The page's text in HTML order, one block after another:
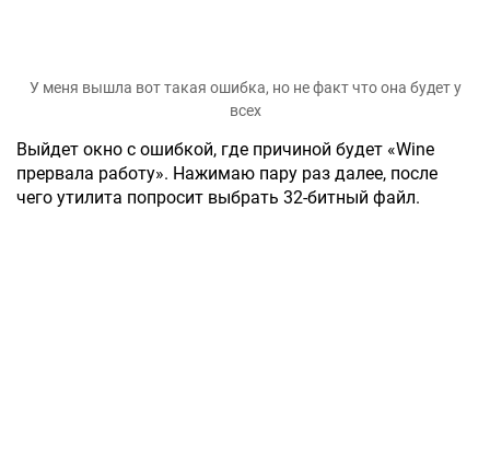
У меня вышла вот такая ошибка, но не факт что она будет у
всех
Выйдет окно с ошибкой, где причиной будет «Wine
прервала работу». Нажимаю пару раз далее, после
чего утилита попросит выбрать 32-битный файл.